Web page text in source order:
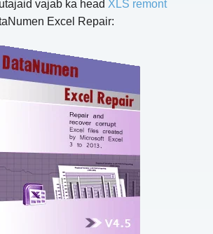
vajab ka head XLS remont
Excel Repair: